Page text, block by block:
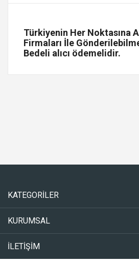
Türkiyenin Her Noktasına
Firmaları İle
Bedeli alıcı ödemelidir.
KATEGORİLER
KURUMSAL
İLETİŞİM